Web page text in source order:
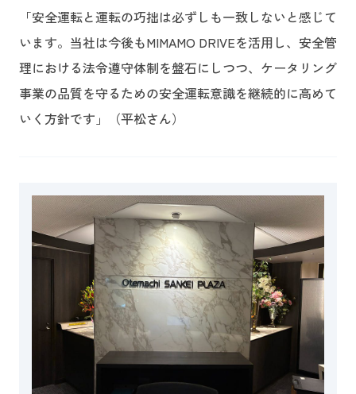
「安全運転と運転の巧拙は必ずしも一致しないと感じて
います。当社は今後もMIMAMO DRIVEを活用し、安全管
理における法令遵守体制を盤石にしつつ、ケータリング
事業の品質を守るための安全運転意識を継続的に高めて
いく方針です」（平松さん）